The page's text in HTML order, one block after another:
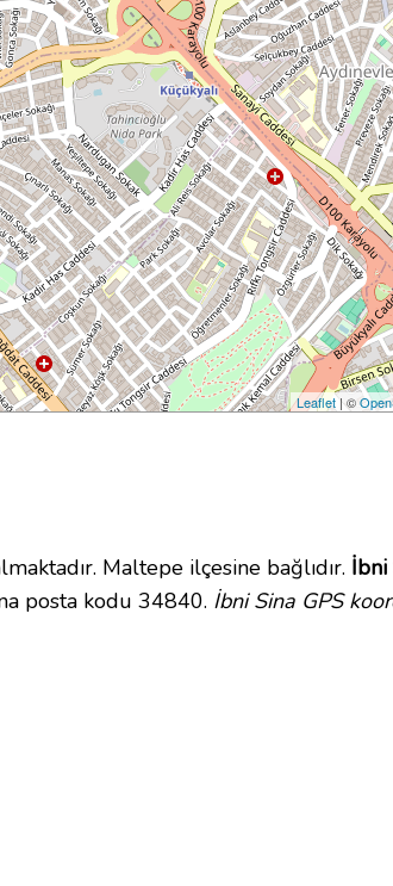
Leaflet| ©
Maltepe ilçesine bağlıdır. İbni
posta kodu 34840. İbni Sina GPS